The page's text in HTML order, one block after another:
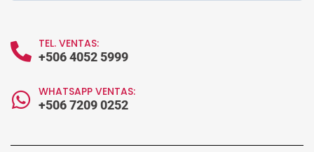
TEL. VENTAS:
+506 4052 5999
WHATSAPP VENTAS:
+506 7209 0252